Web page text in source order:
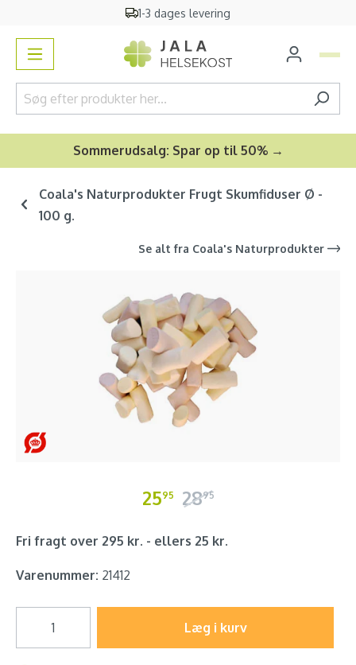
1-3 dages levering
Sommerudsalg: Spar op til 50% →
Coala's Naturprodukter Frugt Skumfiduser Ø -
100 g.
Se alt fra Coala's Naturprodukter
2595 2895
Fri fragt over 295 kr. - ellers 25 kr.
Varenummer: 21412
Læg i kurv